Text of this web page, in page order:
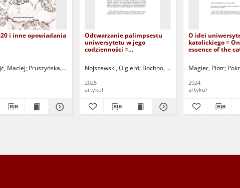
Kowalski, Mirosław - red. Kowalska, Ewa - red.
i inne opowiadania
Maciej Pruszyńska, Aleksandra Kłudka, Mateusz Czyż, Nikodem Czekajło, Emilia
Odtwarzanie palimpsestu
uniwersytetu w jego
codzienności =
in its everyday life
Nojszewski, Olgierd Bochno, Ewa - red.
2025
artykuł
O idei
katolickiego =
essence of the
Magier, Piotr
2024
artykuł